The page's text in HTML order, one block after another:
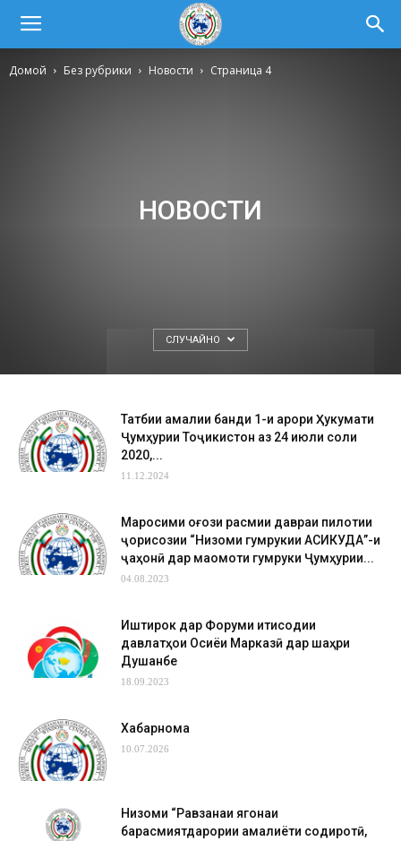
Домой Без рубрики Новости Страница 4
НОВОСТИ
СЛУЧАЙНО
Татбиқи амалии банди 1-и қарори Ҳукумати
Ҷумҳурии Тоҷикистон аз 24 июли соли
2020,...
11.12.2024
Маросими оғози расмии давраи пилотии
ҷорисозии “Низоми гумрукии АСИКУДА”-и
ҷаҳонӣ дар мақомоти гумруки Ҷумҳурии...
04.08.2023
Иштирок дар Форуми иқтисодии
давлатҳои Осиёи Марказӣ дар шаҳри
Душанбе
18.09.2023
Хабарнома
10.07.2026
Низоми “Равзанаи ягонаи
барасмиятдарории амалиёти содиротӣ,